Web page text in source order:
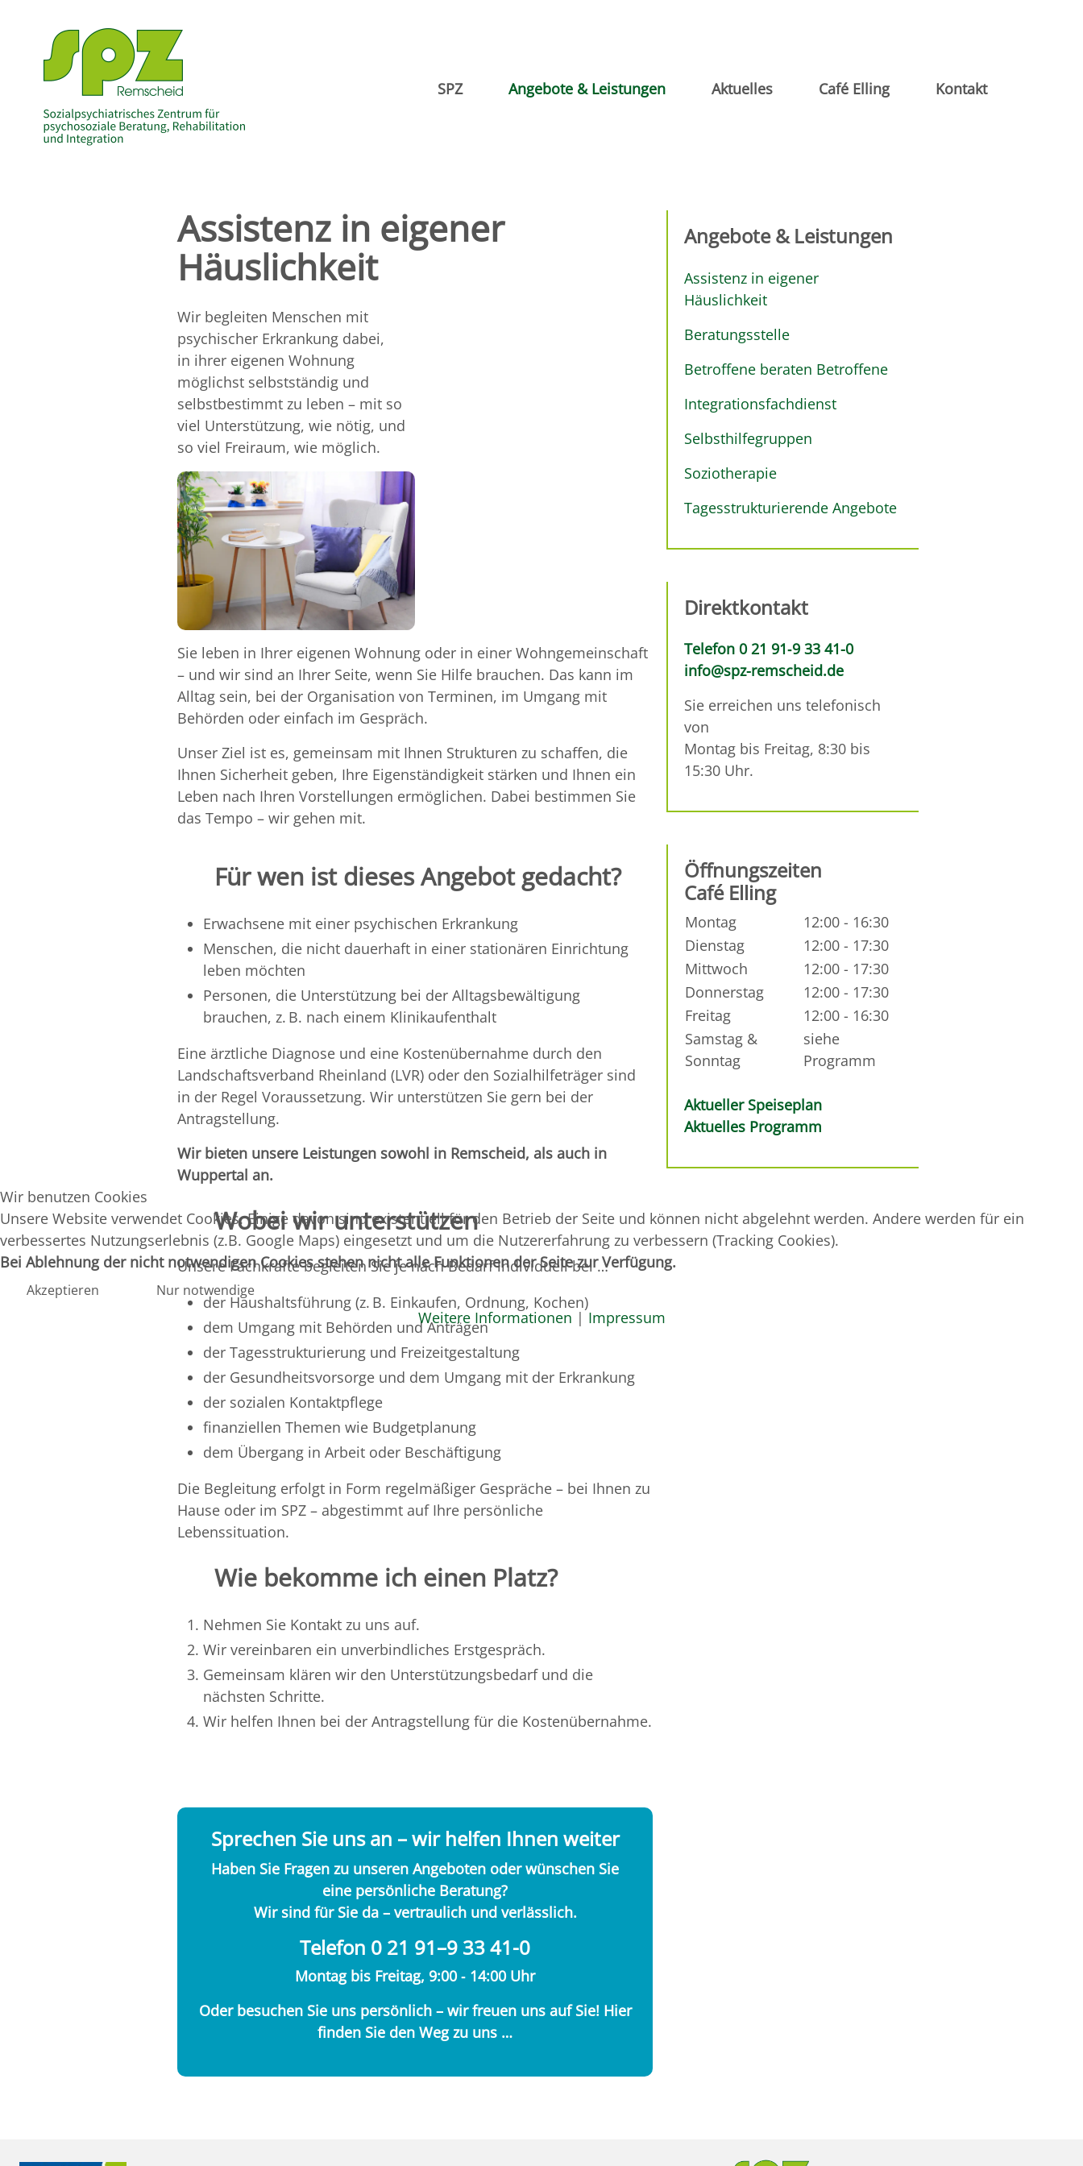
SPZ Angebote & Leistungen Aktuelles Café Elling Kontakt
Assistenz in eigener
Häuslichkeit
Wir begleiten Menschen mit
psychischer Erkrankung dabei,
in ihrer eigenen Wohnung
möglichst selbstständig und
selbstbestimmt zu leben – mit so
viel Unterstützung, wie nötig, und
so viel Freiraum, wie möglich.
Sie leben in Ihrer eigenen Wohnung oder in einer Wohngemeinschaft
– und wir sind an Ihrer Seite, wenn Sie Hilfe brauchen. Das kann im
Alltag sein, bei der Organisation von Terminen, im Umgang mit
Behörden oder einfach im Gespräch.
Unser Ziel ist es, gemeinsam mit Ihnen Strukturen zu schaffen, die
Ihnen Sicherheit geben, Ihre Eigenständigkeit stärken und Ihnen ein
Leben nach Ihren Vorstellungen ermöglichen. Dabei bestimmen Sie
das Tempo – wir gehen mit.
Für wen ist dieses Angebot gedacht?
Erwachsene mit einer psychischen Erkrankung
Menschen, die nicht dauerhaft in einer stationären Einrichtung
leben möchten
Personen, die Unterstützung bei der Alltagsbewältigung
brauchen, z. B. nach einem Klinikaufenthalt
Eine ärztliche Diagnose und eine Kostenübernahme durch den
Landschaftsverband Rheinland (LVR) oder den Sozialhilfeträger sind
in der Regel Voraussetzung. Wir unterstützen Sie gern bei der
Antragstellung.
Wir bieten unsere Leistungen sowohl in Remscheid, als auch in
Wuppertal an.
Wobei wir unterstützen
Unsere Fachkräfte begleiten Sie je nach Bedarf individuell bei …
der Haushaltsführung (z. B. Einkaufen, Ordnung, Kochen)
dem Umgang mit Behörden und Anträgen
der Tagesstrukturierung und Freizeitgestaltung
der Gesundheitsvorsorge und dem Umgang mit der Erkrankung
der sozialen Kontaktpflege
finanziellen Themen wie Budgetplanung
dem Übergang in Arbeit oder Beschäftigung
Die Begleitung erfolgt in Form regelmäßiger Gespräche – bei Ihnen zu
Hause oder im SPZ – abgestimmt auf Ihre persönliche
Lebenssituation.
Wie bekomme ich einen Platz?
Nehmen Sie Kontakt zu uns auf.
Wir vereinbaren ein unverbindliches Erstgespräch.
Gemeinsam klären wir den Unterstützungsbedarf und die
nächsten Schritte.
Wir helfen Ihnen bei der Antragstellung für die Kostenübernahme.
Sprechen Sie uns an – wir helfen Ihnen weiter
Haben Sie Fragen zu unseren Angeboten oder wünschen Sie
eine persönliche Beratung?
Wir sind für Sie da – vertraulich und verlässlich.
Telefon 0 21 91–9 33 41-0
Montag bis Freitag, 9:00 ‑ 14:00 Uhr
Oder besuchen Sie uns persönlich – wir freuen uns auf Sie! Hier
finden Sie den Weg zu uns …
Angebote & Leistungen
Assistenz in eigener
Häuslichkeit
Beratungsstelle
Betroffene beraten Betroffene
Integrationsfachdienst
Selbsthilfegruppen
Soziotherapie
Tagesstrukturierende Angebote
Direktkontakt
Telefon 0 21 91‑9 33 41-0
info@spz-remscheid.de
Sie erreichen uns telefonisch
von
Montag bis Freitag, 8:30 bis
15:30 Uhr.
Öffnungszeiten
Café Elling
Montag
12:00 - 16:30
Dienstag
12:00 - 17:30
Mittwoch
12:00 - 17:30
Donnerstag
12:00 - 17:30
Freitag
12:00 - 16:30
Samstag &
Sonntag
siehe
Programm
Aktueller Speiseplan
Aktuelles Programm
Wir benutzen Cookies
Unsere Website verwendet Cookies. Einige davon sind existentiell für den Betrieb der Seite und können nicht abgelehnt werden. Andere werden für ein
verbessertes Nutzungserlebnis (z.B. Google Maps) eingesetzt und um die Nutzererfahrung zu verbessern (Tracking Cookies).
Bei Ablehnung der nicht notwendigen Cookies stehen nicht alle Funktionen der Seite zur Verfügung.
Akzeptieren Nur notwendige
Weitere Informationen | Impressum